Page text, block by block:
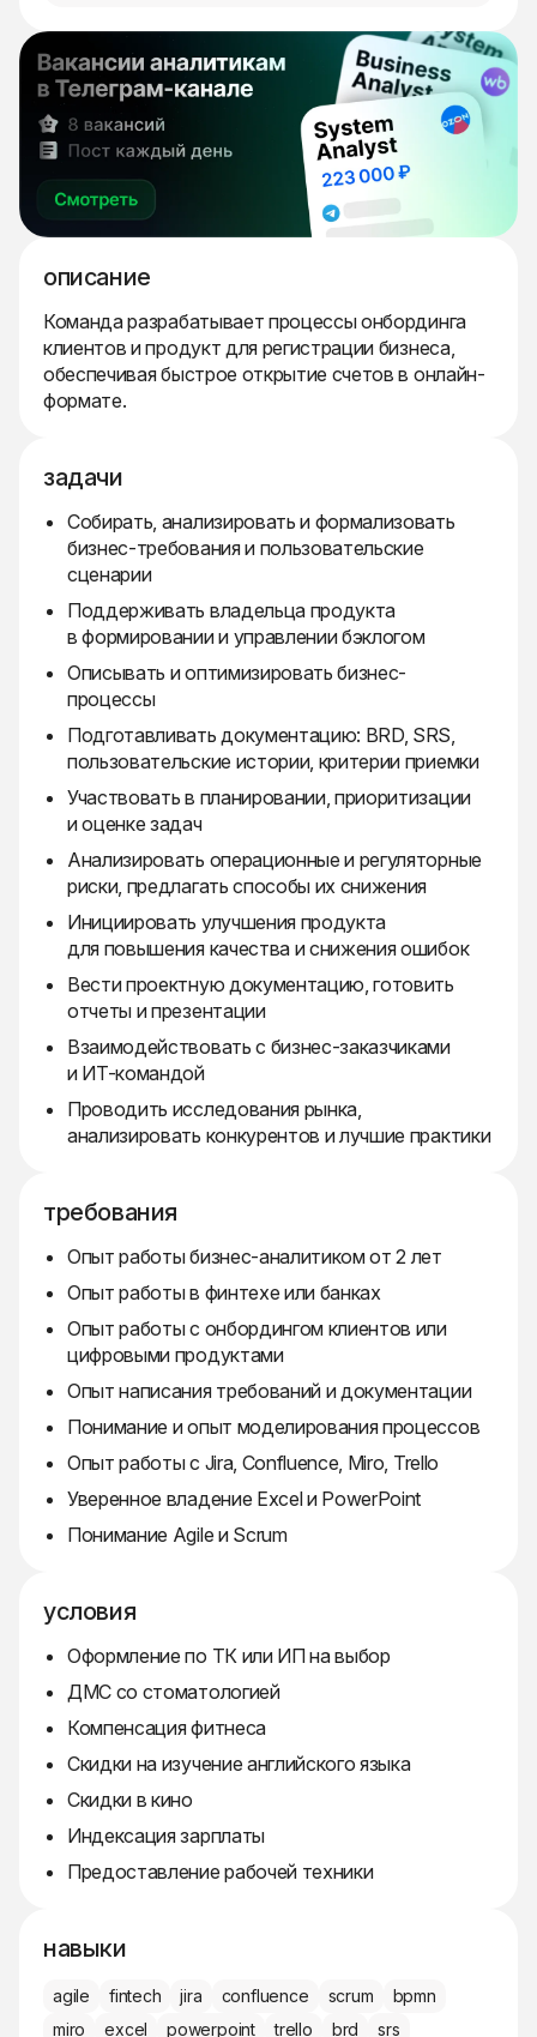
описание
Команда разрабатывает процессы онбординга
клиентов и продукт для регистрации бизнеса,
обеспечивая быстрое открытие счетов в онлайн-
формате.
задачи
Собирать, анализировать и формализовать
бизнес-требования и пользовательские
сценарии
Поддерживать владельца продукта
в формировании и управлении бэклогом
Описывать и оптимизировать бизнес-
процессы
Подготавливать документацию: BRD, SRS,
пользовательские истории, критерии приемки
Участвовать в планировании, приоритизации
и оценке задач
Анализировать операционные и регуляторные
риски, предлагать способы их снижения
Инициировать улучшения продукта
для повышения качества и снижения ошибок
Вести проектную документацию, готовить
отчеты и презентации
Взаимодействовать с бизнес-заказчиками
и ИТ-командой
Проводить исследования рынка,
анализировать конкурентов и лучшие практики
требования
Опыт работы бизнес-аналитиком от 2 лет
Опыт работы в финтехе или банках
Опыт работы с онбордингом клиентов или
цифровыми продуктами
Опыт написания требований и документации
Понимание и опыт моделирования процессов
Опыт работы с Jira, Confluence, Miro, Trello
Уверенное владение Excel и PowerPoint
Понимание Agile и Scrum
условия
Оформление по ТК или ИП на выбор
ДМС со стоматологией
Компенсация фитнеса
Скидки на изучение английского языка
Скидки в кино
Индексация зарплаты
Предоставление рабочей техники
навыки
agile fintech jira confluence scrum
bpmn
miro
excel powerpoint trello brd srs